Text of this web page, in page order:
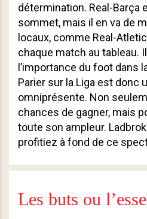
détermination. Real-Barça
sommet, mais il en va de
locaux, comme Real-
chaque match au tableau.
l’importance du foot dans
Parier sur la Liga est donc
omniprésente. Non
chances de gagner, mais
toute son ampleur.
profitiez à fond de ce
Les buts ou